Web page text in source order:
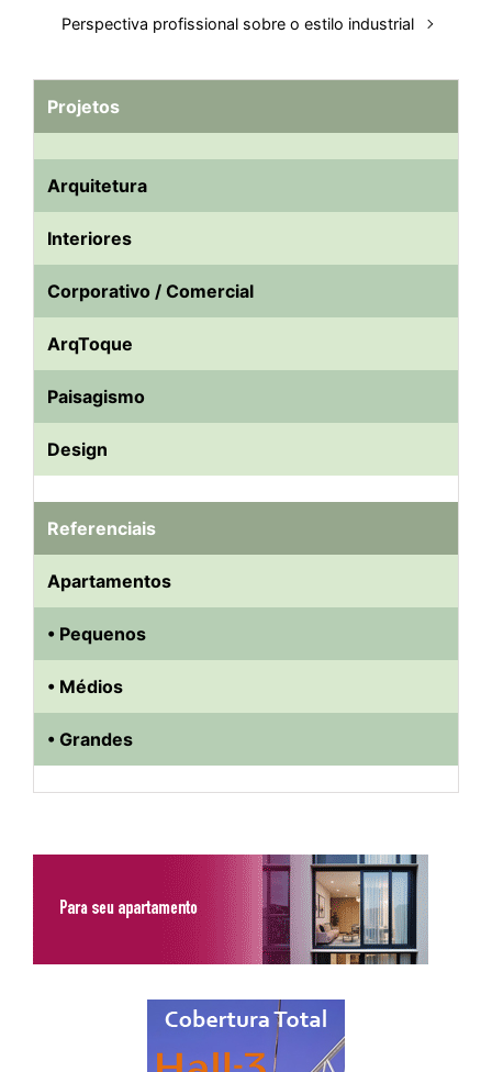
Perspectiva profissional sobre o estilo industrial
Projetos
Arquitetura
Interiores
Corporativo / Comercial
ArqToque
Paisagismo
Design
Referenciais
Apartamentos
• Pequenos
• Médios
• Grandes